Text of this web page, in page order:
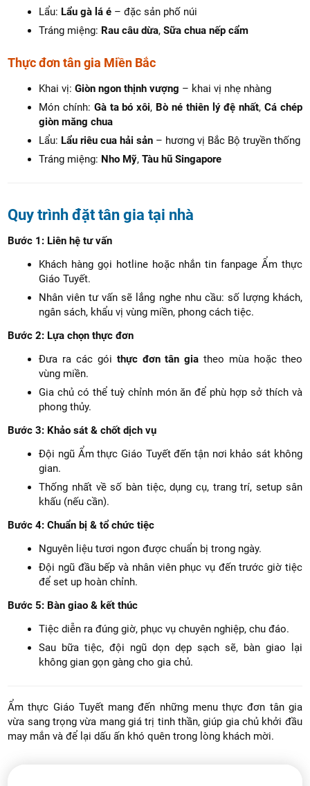
Lẩu: Lẩu gà lá é – đặc sản phố núi
Tráng miệng: Rau câu dừa,Sữa chua nếp cẩm
Thực đơn tân gia Miền Bắc
Khai vị:Giòn ngon thịnh vượng – khai vị nhẹ nhàng
Món chính: Gà ta bó xôi, Bò né thiên lý đệ nhất,Cá chép
giòn măng chua
Lẩu: Lẩu riêu cua hải sản – hương vị Bắc Bộ truyền thống
Tráng miệng: Nho Mỹ,Tàu hũ Singapore
Quy trình đặt tân gia tại nhà
Bước 1: Liên hệ tư vấn
Khách hàng gọi hotline hoặc nhắn tin fanpage Ẩm thực
Giáo Tuyết.
Nhân viên tư vấn sẽ lắng nghe nhu cầu: số lượng khách,
ngân sách, khẩu vị vùng miền, phong cách tiệc.
Bước 2: Lựa chọn thực đơn
Đưa ra các gói thực đơn tân gia theo mùa hoặc theo
vùng miền.
Gia chủ có thể tuỳ chỉnh món ăn để phù hợp sở thích và
phong thủy.
Bước 3: Khảo sát & chốt dịch vụ
Đội ngũ Ẩm thực Giáo Tuyết đến tận nơi khảo sát không
gian.
Thống nhất về số bàn tiệc, dụng cụ, trang trí, setup sân
khấu (nếu cần).
Bước 4: Chuẩn bị & tổ chức tiệc
Nguyên liệu tươi ngon được chuẩn bị trong ngày.
Đội ngũ đầu bếp và nhân viên phục vụ đến trước giờ tiệc
để set up hoàn chỉnh.
Bước 5: Bàn giao & kết thúc
Tiệc diễn ra đúng giờ, phục vụ chuyên nghiệp, chu đáo.
Sau bữa tiệc, đội ngũ dọn dẹp sạch sẽ, bàn giao lại
không gian gọn gàng cho gia chủ.
Ẩm thực Giáo Tuyết mang đến những menu thực đơn tân gia
vừa sang trọng vừa mang giá trị tinh thần, giúp gia chủ khởi đầu
may mắn và để lại dấu ấn khó quên trong lòng khách mời.